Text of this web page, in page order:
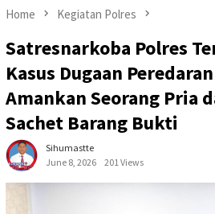
Home Kegiatan Polres
Satresnarkoba Polres
Kasus Dugaan
Amankan Seorang Pria
Sachet Barang Bukti
Sihumastte
June 8, 2026
201 Views